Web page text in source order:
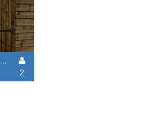
Parcela Premium Freecamp: Con Baño + Kitchenette (16A + Tv)
2